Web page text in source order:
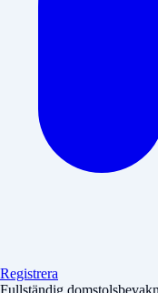
Registrera
Fullständig